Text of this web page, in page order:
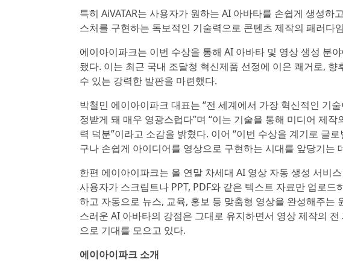
특히 AiVATAR는 사용자가 원하는 AI 아바타를 손쉽게 생성
스처를 구현하는 독보적인 기술력으로 콘텐츠 제작의 패러다
에이아이파크는 이번 수상을 통해 AI 아바타 및 영상 생성 분
됐다. 이는 최근 국내 조달청 혁신제품 선정에 이은 쾌거로,
수 있는 강력한 발판을 마련했다.
박철민 에이아이파크 대표는 “전 세계에서 가장 혁신적인 기
정받게 돼 매우 영광스럽다”며 “이는 기술을 통해 미디어 제
력 덕분”이라고 소감을 밝혔다. 이어 “이번 수상을 계기로 글
구나 손쉽게 아이디어를 영상으로 구현하는 시대를 앞당기는
한편 에이아이파크는 올 연말 차세대 AI 영상 자동 생성 서비스
사용자가 스크립트나 PPT, PDF와 같은 텍스트 자료만 업로
하고 자동으로 뉴스, 교육, 홍보 등 맞춤형 영상을 완성해주는
스러운 AI 아바타의 강점은 그대로 유지하면서 영상 제작의
으로 기대를 모으고 있다.
에이아이파크 소개